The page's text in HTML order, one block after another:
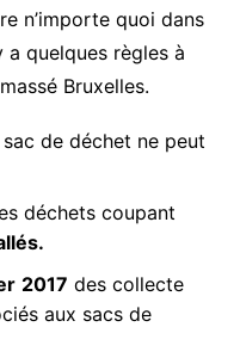
n’importe quoi dans
quelques règles à
Bruxelles.
de déchet ne peut
déchets coupant
2017 des collecte
aux sacs de